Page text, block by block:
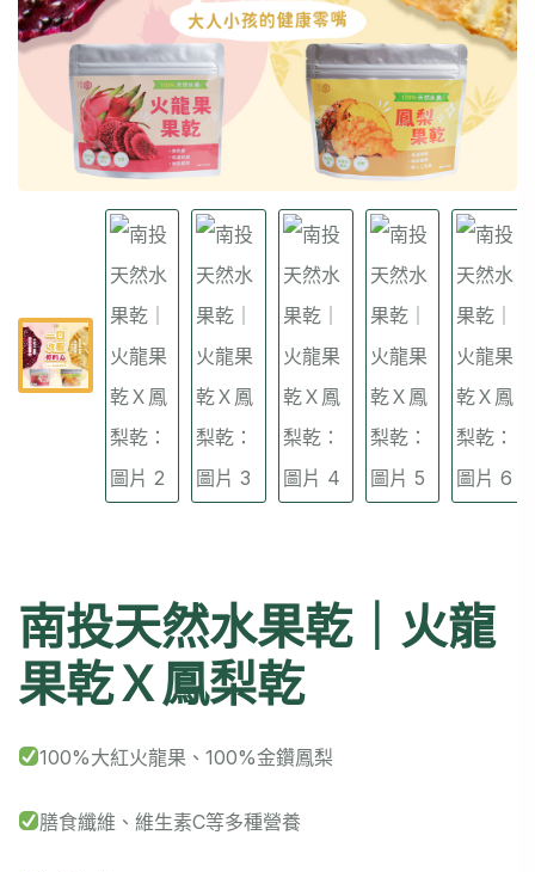
南投天然水果乾｜火龍
果乾Ｘ鳳梨乾
100%大紅火龍果、100%金鑽鳳梨
膳食纖維、維生素C等多種營養